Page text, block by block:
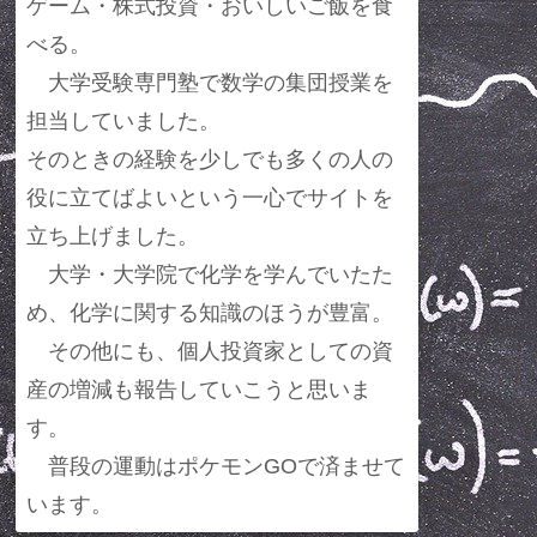
ゲーム・株式投資・おいしいご飯を食
べる。
大学受験専門塾で数学の集団授業を
担当していました。
そのときの経験を少しでも多くの人の
役に立てばよいという一心でサイトを
立ち上げました。
大学・大学院で化学を学んでいたた
め、化学に関する知識のほうが豊富。
その他にも、個人投資家としての資
産の増減も報告していこうと思いま
す。
普段の運動はポケモンGOで済ませて
います。